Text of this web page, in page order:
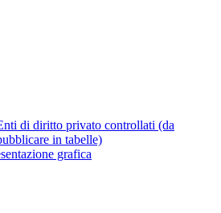
di diritto privato controllati (da
in tabelle)
grafica